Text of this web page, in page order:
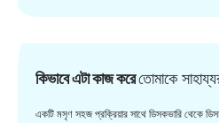
কিভাবে এটা কাজ করেতোমাকে
একটি মসৃণ সহজ প্রক্রিয়ার সাথে ডিসকভারি থেকে